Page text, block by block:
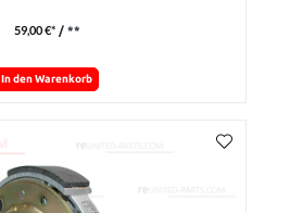
59,00 €* / **
In den Warenkorb